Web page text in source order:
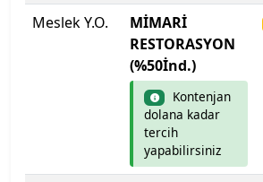
Meslek Y.O.
MİMARİ
RESTORASYON
(%50İnd.)
Kontenjan
dolana kadar
tercih
yapabilirsiniz